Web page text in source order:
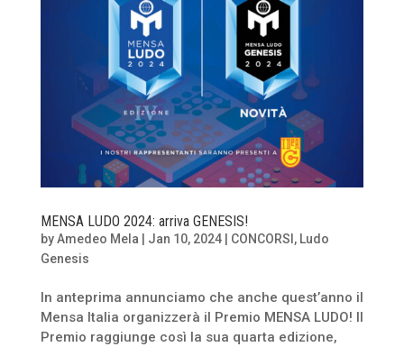
MENSA LUDO 2024: arriva GENESIS!
byAmedeo Mela Jan 10, 2024| CONCORSI , Ludo
Genesis
In anteprima annunciamo che anche quest’anno il
Mensa Italia organizzerà il Premio MENSA LUDO! Il
Premio raggiunge così la sua quarta edizione,